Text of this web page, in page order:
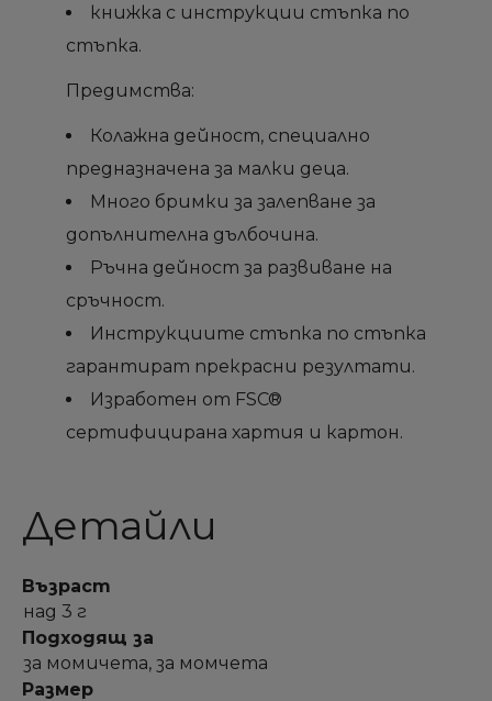
Създай нов списък
Създай нов списък
книжка с инструкции стъпка по
стъпка.
Предимства:
Колажна дейност, специално
предназначена за малки деца.
Много бримки за залепване за
допълнителна дълбочина.
Ръчна дейност за развиване на
сръчност.
Инструкциите стъпка по стъпка
гарантират прекрасни резултати.
Изработен от FSC®
сертифицирана хартия и картон.
Детайли
Възраст
над 3 г
Подходящ за
за момичета, за момчета
Размер